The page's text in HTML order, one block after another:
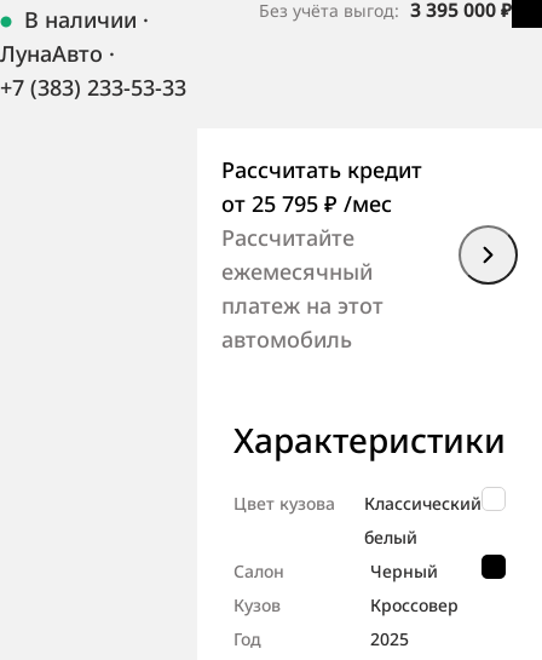
В наличии ·
ЛунаАвто ·
+7 (383) 233-53-33
Без учёта выгод: 3 395 000 ₽
Рассчитать кредит
от 25 795 ₽ /мес
Рассчитайте
ежемесячный
платеж на этот
автомобиль
Характеристики
Цвет кузова
Классический
белый
Салон
Черный
Кузов
Кроссовер
Год
2025